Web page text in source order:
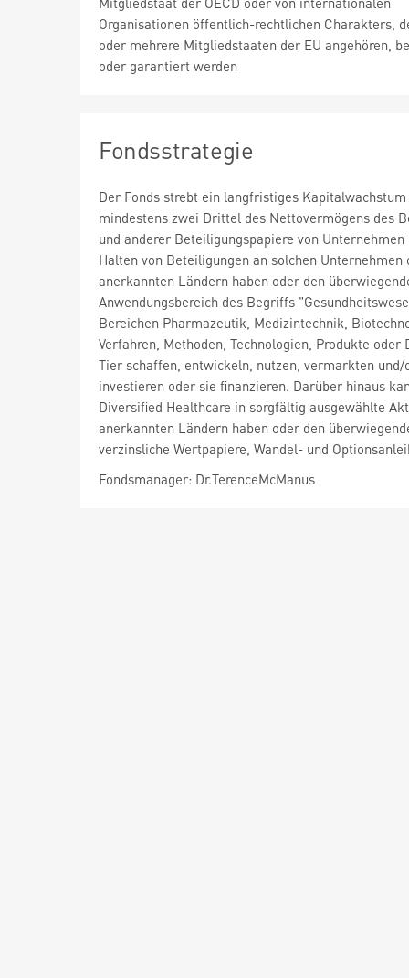
Organisationen öffentlich-rechtlichen Charakters,
oder mehrere Mitgliedstaaten der EU angehören,
oder garantiert werden
Fondsstrategie
Der Fonds strebt ein langfristiges
mindestens zwei Drittel des Nettovermögens des
und anderer Beteiligungspapiere von
Halten von Beteiligungen an solchen
anerkannten Ländern haben oder den
Anwendungsbereich des Begriffs
Bereichen Pharmazeutik, Medizintechnik,
Verfahren, Methoden, Technologien, Produkte
Tier schaffen, entwickeln, nutzen, vermarkten
investieren oder sie finanzieren. Darüber hinaus
Diversified Healthcare in sorgfältig ausgewählte
anerkannten Ländern haben oder den
verzinsliche Wertpapiere, Wandel- und
Fondsmanager: Dr.TerenceMcManus